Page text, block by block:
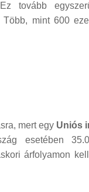
tovább
mint 600
mert egy Uniós
esetében
árfolyamon